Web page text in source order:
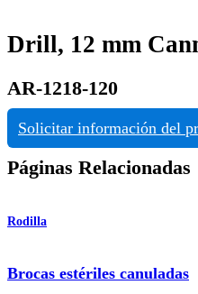
Drill, 12 mm
AR-1218-120
Solicitar información del
Páginas Relacionadas
Rodilla
Brocas estériles canuladas